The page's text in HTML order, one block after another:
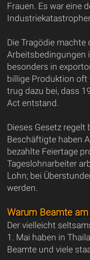
Frauen. Es war eine
Die Tragödie
Arbeitsbedingungen
besonders in
billige Produktion oft
trug dazu bei, dass
Act entstand.
Dieses Gesetz
Beschäftigte haben
bezahlte Feiertage
Tageslohnarbeiter
Lohn; bei
werden.
Warum Beamte
Der vielleicht
1. Mai haben in
Beamte und viele